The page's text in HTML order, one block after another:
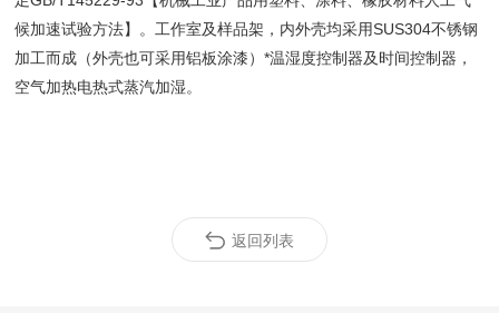
候加速试验方法】。工作室及样品架，内外壳均采用SUS304不锈钢
加工而成（外壳也可采用铝板涂漆）*温湿度控制器及时间控制器，
空气加热电热式蒸汽加湿。
返回列表